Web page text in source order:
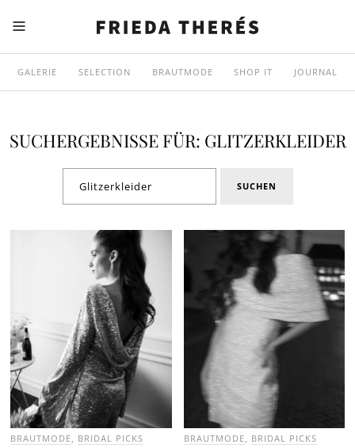
GALERIE SELECTION BRAUTMODE SHOP IT JOURNAL
SUCHERGEBNISSE FÜR: GLITZERKLEIDER
BRAUTMODE BRIDAL PICKS BRAUTMODE BRIDAL PICKS